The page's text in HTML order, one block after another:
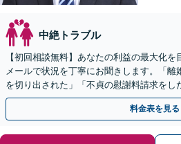
中絶トラブル
【初回相談無料】あなたの利益の最大化を
メールで状況を丁寧にお聞きします。「離
を切り出された」「不貞の慰謝料請求をし
【リーズナブルな料金設定】
料金表を見る